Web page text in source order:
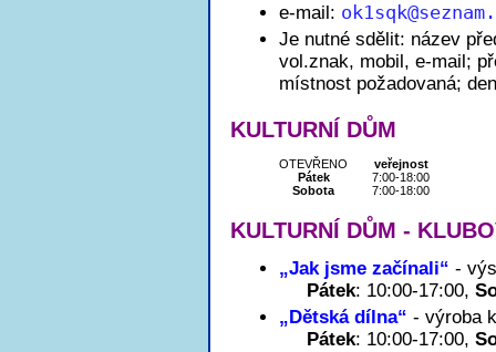
e-mail: ok1sq
Je nutné sdělit: název
vol.znak, mobil, e-mail;
místnost požadovaná;
KULTURNÍ DŮM
OTEVŘENO
veřejnost
Pátek
7:00-18:00
Sobota
7:00-18:00
KULTURNÍ DŮM -
„Jak jsme začínali“ -
Pátek: 10:00-17:00,
„Dětská dílna“ - výroba
Pátek: 10:00-17:00,